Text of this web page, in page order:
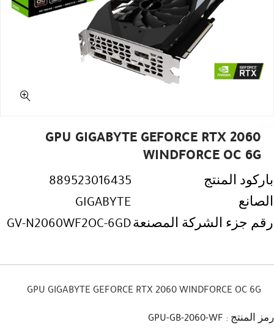
GPU GIGABYTE GEFORCE RTX 2060
WINDFORCE OC 6G
باركود المنتج
889523016435
الصانع
GIGABYTE
رقم جزء الشركة المصنعةGV-N2060WF2OC-6GD
GPU GIGABYTE GEFORCE RTX 2060 WINDFORCE OC 6G
رمز المنتج : GPU-GB-2060-WF